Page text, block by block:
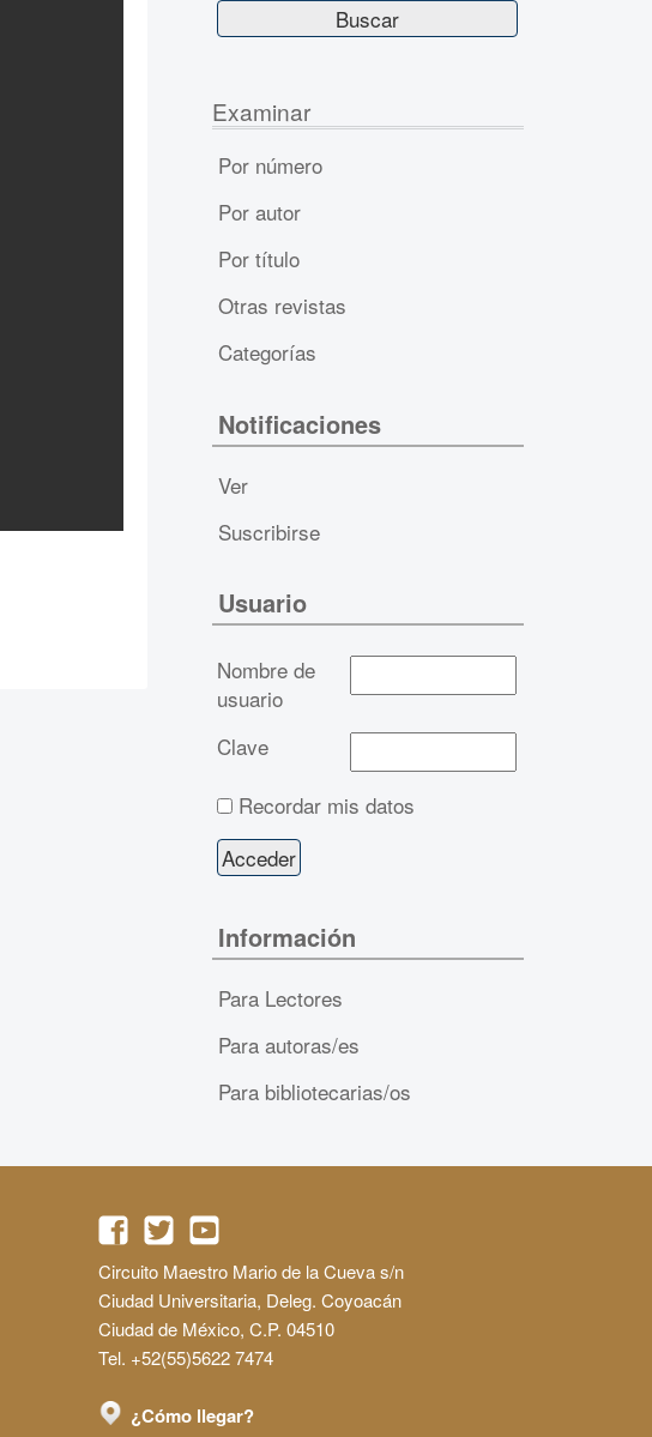
Examinar
Por número
Por autor
Por título
Otras revistas
Categorías
Notificaciones
Ver
Suscribirse
Usuario
Nombre de
usuario
Clave
Recordar mis datos
Información
Para Lectores
Para autoras/es
Para bibliotecarias/os
Circuito Maestro Mario de la Cueva s/n
Ciudad Universitaria, Deleg. Coyoacán
Ciudad de México, C.P. 04510
Tel. +52(55)5622 7474
¿Cómo llegar?